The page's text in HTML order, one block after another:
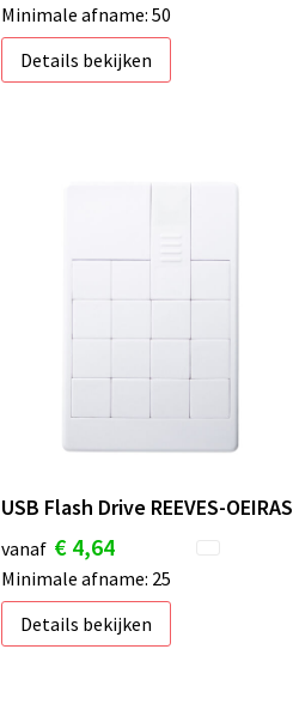
Minimale afname: 50
Details bekijken
USB Flash Drive REEVES-OEIRAS
vanaf € 4,64
Minimale afname: 25
Details bekijken